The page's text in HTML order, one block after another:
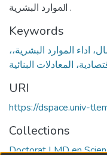
اﳌﻮارد اﻟﺒﺸﺮﻳﺔ .
Keywords
،المسؤولية الاجتماعية، اخلاقيات الاعمال، اداء الموارد البشرية،
المعادلات البنائية
URI
https://dspace.univ-
Collections
Doctorat LMD en